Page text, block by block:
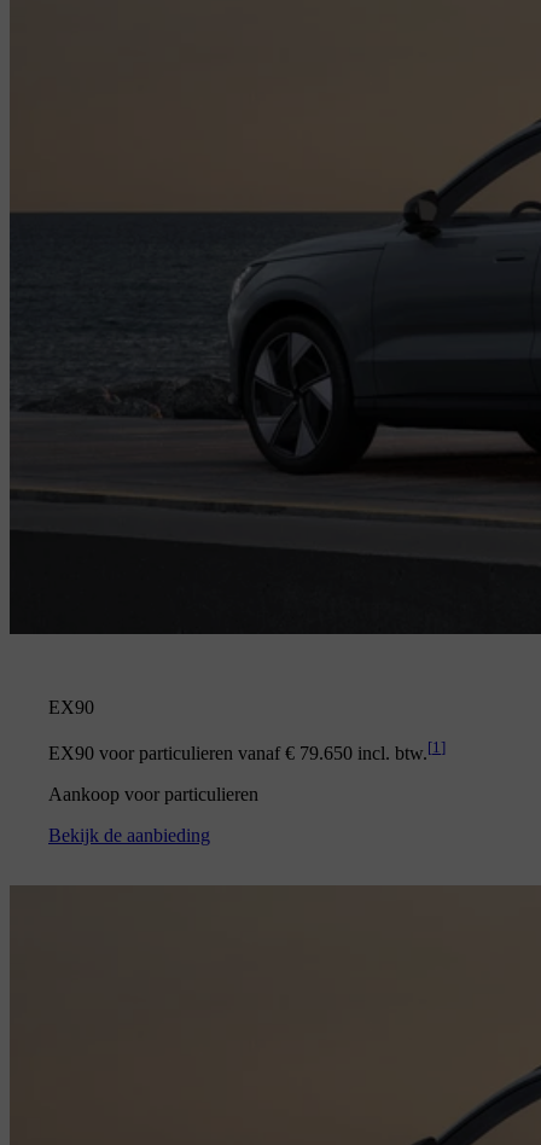
EX90
EX90 voor particulieren vanaf € 79.650 incl. btw.[1 ]
Aankoop voor particulieren
Bekijk de aanbieding